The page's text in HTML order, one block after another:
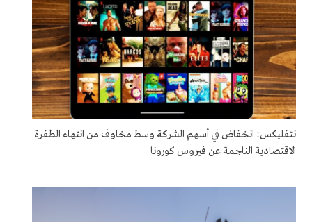
نتفليكس: انخفاض في أسهم الشركة وسط مخاوف من انتهاء الطفرة
الاقتصادية الناجمة عن فيروس كورونا